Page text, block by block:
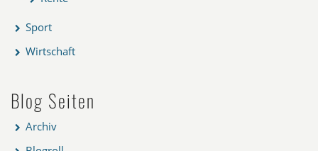
Sport
Wirtschaft
Blog Seiten
Archiv